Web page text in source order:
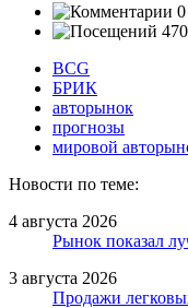
0
BCG
БРИК
авторынок
прогнозы
мировой
Новости по теме:
4 августа 2026
Рынок показал
3 августа 2026
Продажи